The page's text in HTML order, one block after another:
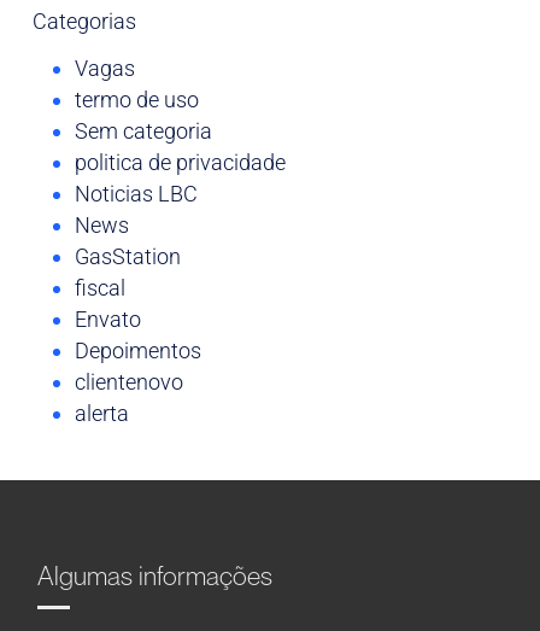
Categorias
Vagas
termo de uso
Sem categoria
politica de privacidade
Noticias LBC
News
GasStation
fiscal
Envato
Depoimentos
clientenovo
alerta
Algumas informações